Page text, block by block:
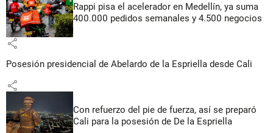
Rappi pisa el acelerador en Medellín, ya suma
400.000 pedidos semanales y 4.500 negocios
share
Posesión presidencial de Abelardo de la Espriella desde Cali
share
Con refuerzo del pie de fuerza, así se preparó
Cali para la posesión de De la Espriella